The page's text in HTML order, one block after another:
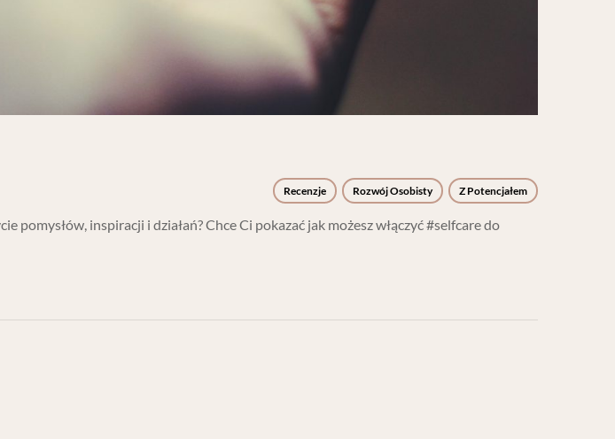
Recenzje Rozwój Osobisty Z Potencjałem
inspiracji i działań? Chce Ci pokazać jak możesz włączyć #selfcare do